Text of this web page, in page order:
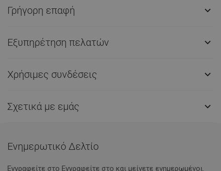
Γρήγορη επαφή 
Εξυπηρέτηση πελατών 
Χρήσιμες συνδέσεις 
Σχετικά με εμάς 
Ενημερωτικό Δελτίο
Εγγραφείτε στο Eγγραφείτε στο και μείνετε ενημερωμένοι.